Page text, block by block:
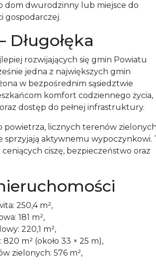
dom dwurodzinny lub miejsce do
gospodarczej.
Długołęka
rozwijających się gmin Powiatu
jedna z największych gmin
w bezpośrednim sąsiedztwie
komfort codziennego życia,
dostęp do pełnej infrastruktury.
powietrza, licznych terenów
sprzyjają aktywnemu wypoczynkowi.
ciszę, bezpieczeństwo oraz
250,4 m²,
181 m²,
220,1 m²,
m² (około 33 × 25 m),
zielonych: 576 m²,